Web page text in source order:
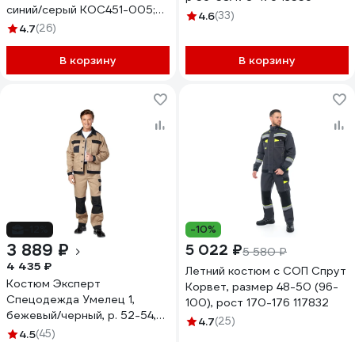
синий/серый КОС451-005;
48-50, 170-176
4.7(26)
В корзину
4.6(33)
В корзину
3 889 ₽
4 435 ₽
Костюм Эксперт
Спецодежда Умелец 1,
бежевый/черный, р. 52-54,
рост 170-176
4.5(45)
-10%
5 022 ₽5 580 ₽
Летний костюм с СОП Спрут
Корвет, размер 48-50 (96-
100), рост 170-176 117832
4.7(25)